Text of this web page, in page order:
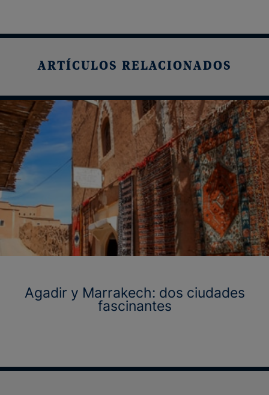
ARTÍCULOS RELACIONADOS
Agadir y Marrakech: dos ciudades
fascinantes